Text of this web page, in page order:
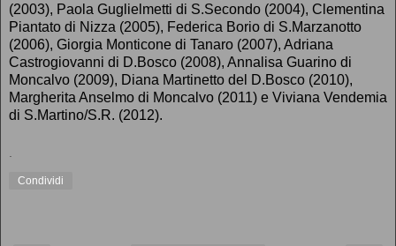
(2003), Paola Guglielmetti di S.Secondo (2004), Clementina
Piantato di Nizza (2005), Federica Borio di S.Marzanotto
(2006), Giorgia Monticone di Tanaro (2007), Adriana
Castrogiovanni di D.Bosco (2008), Annalisa Guarino di
Moncalvo (2009), Diana Martinetto del D.Bosco (2010),
Margherita Anselmo di Moncalvo (2011) e Viviana Vendemia
di S.Martino/S.R. (2012).
.
Condividi